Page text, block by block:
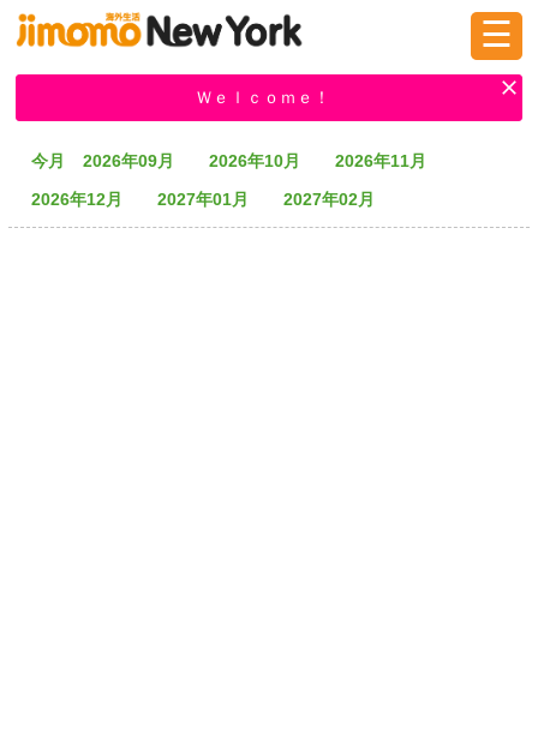
掲示板 タウン情報 教えて！
☰
Ｗｅｌｃｏｍｅ！
今月 2026年09月 2026年10月
2026年11月
2026年12月
2027年01月 2027年02月